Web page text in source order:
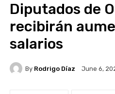
Diputados de
recibirán
salarios
By Rodrigo Díaz June 6,